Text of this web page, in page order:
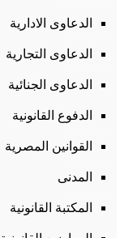
الدعاوى الادارية
الدعاوى التجارية
الدعاوى الجنائية
الدفوع القانونية
القوانين المصرية
المدنى
المكتبة القانونية